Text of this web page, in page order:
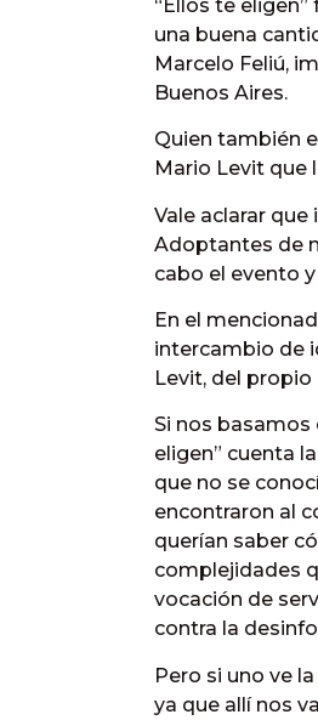
“Ellos te
una buena
Marcelo Feliú,
Buenos Aires.
Quien también
Mario Levit que
Vale aclarar
Adoptantes de
cabo el evento
En el
intercambio de
Levit, del propio
Si nos basamos
eligen” cuenta
que no se
encontraron al
querían saber
complejidades
vocación de
contra la
Pero si uno ve
ya que allí nos